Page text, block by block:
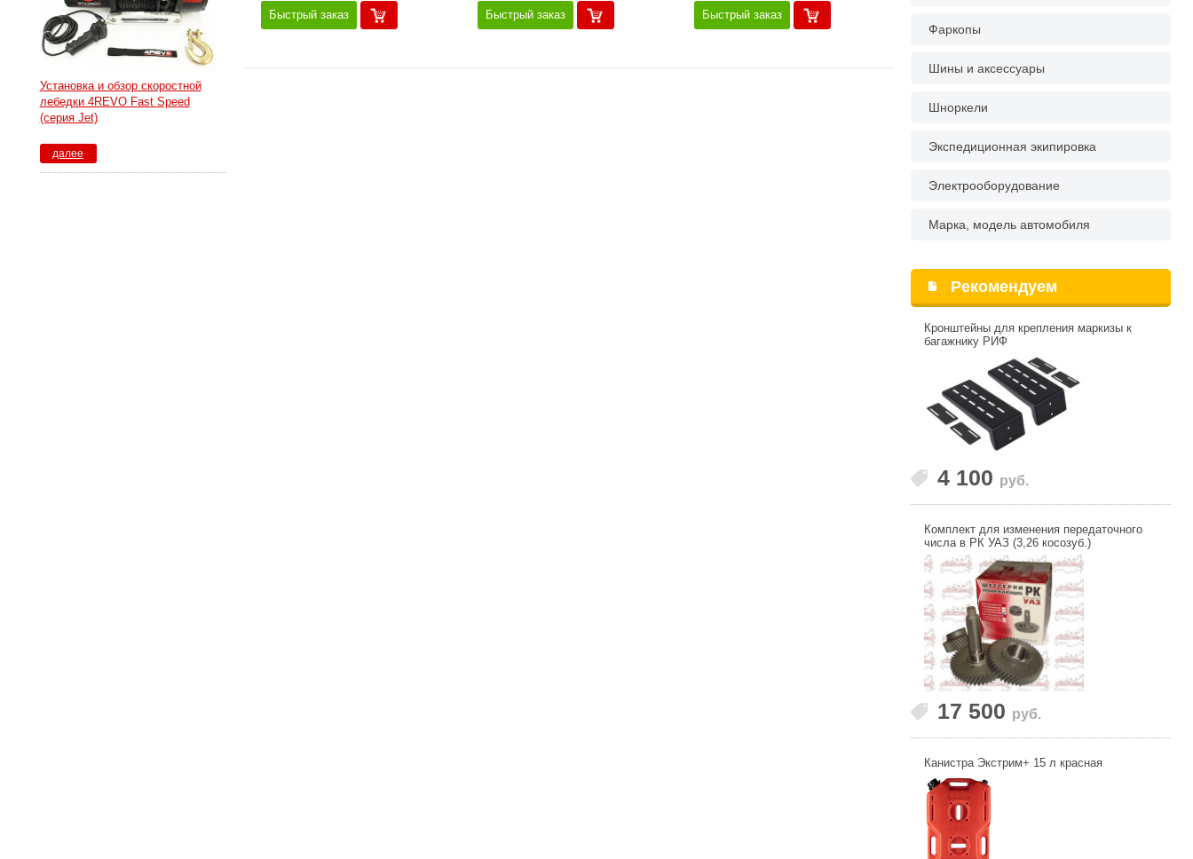
Установка и обзор скоростной
лебедки 4REVO Fast Speed
(серия Jet)
далее
Быстрый заказ Быстрый заказ Быстрый заказ
Фаркопы
Шины и аксессуары
Шноркели
Экспедиционная экипировка
Электрооборудование
Марка, модель автомобиля
Рекомендуем
Кронштейны для крепления маркизы к
багажнику РИФ
4 100 руб.
Комплект для изменения передаточного
числа в РК УАЗ (3,26 косозуб.)
17 500 руб.
Канистра Экстрим+ 15 л красная